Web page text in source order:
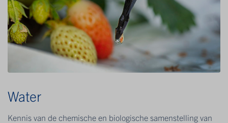
Water
Kennis van de chemische en biologische samenstelling van